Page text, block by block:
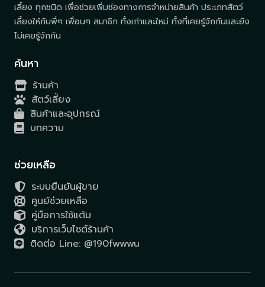
เลี้ยง ทุกชนิด เพื่อช่วยเพิ่มช่องทางการจำหน่ายสินค้า ประเภทสัตว์
เลี้ยงให้กับพี่ๆ เพื่อนๆ สมาชิก ทั้งเก่าและใหม่ ทั้งที่เคยรู้จักกันและยัง
ไม่เคยรู้จักกัน
ค้นหา
ร้านค้า
สัตว์เลี้ยง
สินค้าและอุปกรณ์
บทความ
ช่วยเหลือ
ระบบยืนยันผู้ขาย
ศูนย์ช่วยเหลือ
คู่มือการใช้แต้ม
บริการเว็บไซต์ร้านค้า
ติดต่อ Line: @190fwwwu